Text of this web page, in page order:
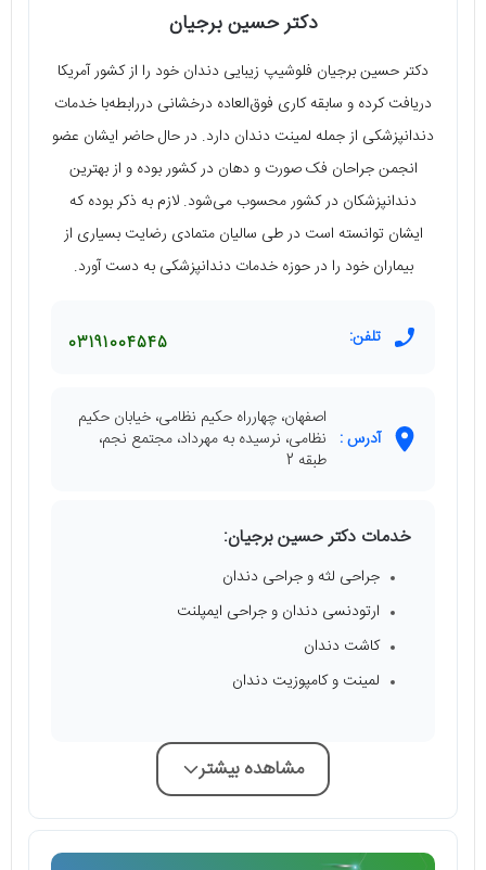
دکتر حسین برجیان
دکتر حسین برجیان فلوشیپ زیبایی دندان خود را از کشور آمریکا
دریافت کرده و سابقه کاری فوق‌العاده درخشانی دررابطه‌با خدمات
دندانپزشکی از جمله لمینت دندان دارد. در حال حاضر ایشان عضو
انجمن جراحان فک صورت و دهان در کشور بوده و از بهترین
دندانپزشکان در کشور محسوب می‌شود. لازم به ذکر بوده که
ایشان توانسته است در طی سالیان متمادی رضایت بسیاری از
بیماران خود را در حوزه خدمات دندانپزشکی به دست آورد.
تلفن: 03191004545
آدرس :
اصفهان، چهارراه حکیم نظامی، خیابان حکیم
نظامی، نرسیده به مهرداد، مجتمع نجم،
طبقه 2
خدمات دکتر حسین برجیان:
جراحی لثه و جراحی دندان
ارتودنسی دندان و جراحی ایمپلنت
کاشت دندان
لمینت و کامپوزیت دندان
مشاهده بیشتر